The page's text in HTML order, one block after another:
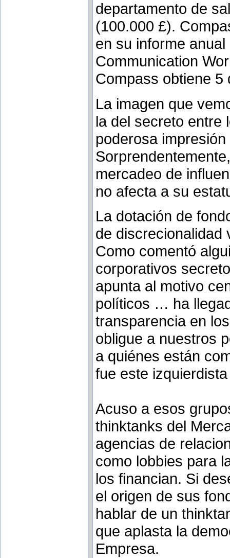
departamento de
(100.000 £).
en su informe
Communication
Compass obtiene 5
La imagen que
la del secreto entre
poderosa
mercadeo de
no afecta a su
La dotación de
de discrecionalidad
Como comentó
corporativos
apunta al motivo
políticos … ha
transparencia en
obligue a nuestros
a quiénes están
fue este
Acuso a esos
thinktanks del
agencias de
como lobbies para
los financian. Si
el origen de sus
hablar de un
que aplasta la
Empresa.